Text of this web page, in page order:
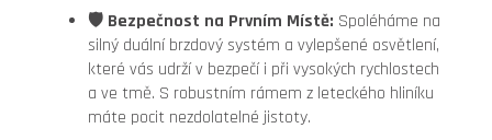
🛡️ Bezpečnost na Prvním Místě: Spoléháme na
silný duální brzdový systém a vylepšené osvětlení,
které vás udrží v bezpečí i při vysokých rychlostech
a ve tmě. S robustním rámem z leteckého hliníku
máte pocit nezdolatelné jistoty.